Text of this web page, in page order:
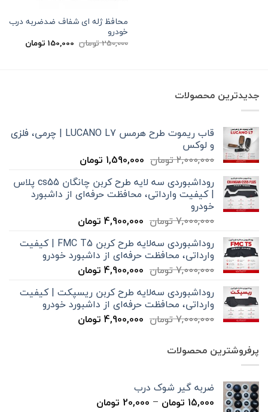
محافظ ژله ای شفاف ضد‌ضربه درب
خودرو
250,000تومان قیمت
اصلی
150,000 تومانقیمت
فعلی
جدیدترین محصولات
قاب ریموت طرح هرمس LUCANO L7 | چرمی، فلزی
و لوکس
2,000,000تومان قیمت
2,000,000 تومان
بود.
1,590,000 تومانقیمت
1,590,000 تومان
است.
روداشبوردی سه‌ لایه طرح کربن چانگان cs55 پلاس
| کیفیت وارداتی، محافظت حرفه‌ای از داشبورد
خودرو
7,000,000تومان قیمت
7,000,000 تومان
بود.
4,900,000 تومانقیمت
4,900,000 تومان
است.
روداشبوردی سه‌لایه طرح کربن FMC T5 | کیفیت
وارداتی، محافظت حرفه‌ای از داشبورد خودرو
7,000,000تومان قیمت
7,000,000 تومان
بود.
4,900,000 تومانقیمت
4,900,000 تومان
است.
روداشبوردی سه‌لایه طرح کربن ریسپکت | کیفیت
وارداتی، محافظت حرفه‌ای از داشبورد خودرو
7,000,000تومان قیمت
4,900,000 تومانقیمت
پرفروشترین محصولات
ضربه گیر شوک درب
15,000 تومان –
20,000 تومان